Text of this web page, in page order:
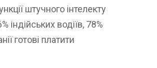
штучного інтелекту
індійських водіїв, 78%
готові платити